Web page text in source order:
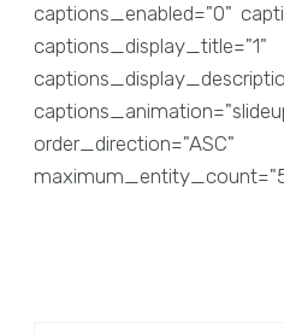
captions_enabled="0"
captions_display_title="1"